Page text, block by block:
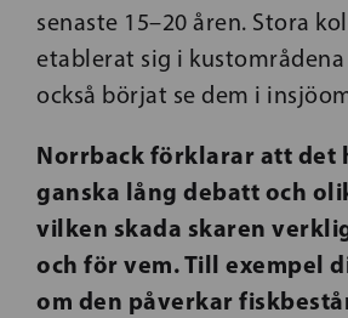
senaste 15–20 åren. Stora
etablerat sig i
också börjat se dem i
Norrback förklarar att det
ganska lång debatt och
vilken skada skaren
och för vem. Till exempel
om den påverkar